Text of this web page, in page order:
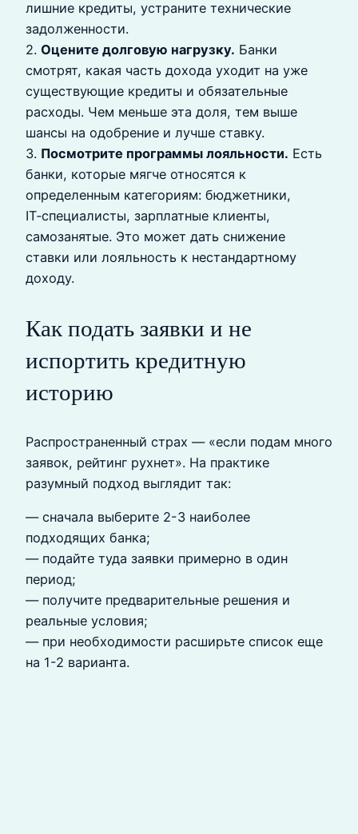
лишние кредиты, устраните технические
задолженности.
2. Оцените долговую нагрузку. Банки
смотрят, какая часть дохода уходит на уже
существующие кредиты и обязательные
расходы. Чем меньше эта доля, тем выше
шансы на одобрение и лучше ставку.
3. Посмотрите программы лояльности. Есть
банки, которые мягче относятся к
определенным категориям: бюджетники,
IT‑специалисты, зарплатные клиенты,
самозанятые. Это может дать снижение
ставки или лояльность к нестандартному
доходу.
Как подать заявки и не
испортить кредитную
историю
Распространенный страх — «если подам много
заявок, рейтинг рухнет». На практике
разумный подход выглядит так:
— сначала выберите 2-3 наиболее
подходящих банка;
— подайте туда заявки примерно в один
период;
— получите предварительные решения и
реальные условия;
— при необходимости расширьте список еще
на 1-2 варианта.